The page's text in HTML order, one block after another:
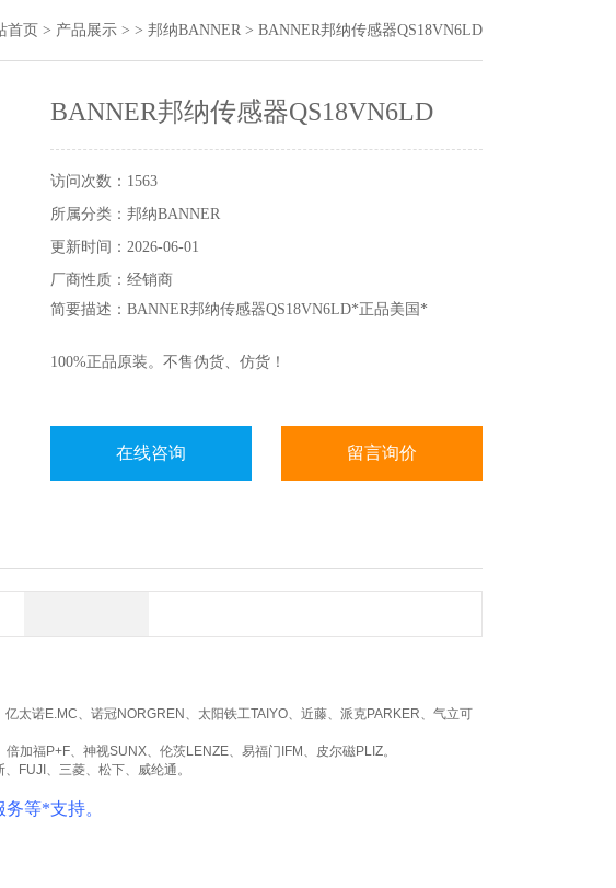
首页 > 产品展示 > > 邦纳BANNER > BANNER邦纳传感器QS18VN6LD
BANNER邦纳传感器QS18VN6LD
访问次数：1563
所属分类：邦纳BANNER
更新时间：2026-06-01
厂商性质：经销商
简要描述：BANNER邦纳传感器QS18VN6LD*正品美国*
100%正品原装。不售伪货、仿货！
在线咨询 留言询价
亿太诺E.MC、诺冠NORGREN 、太阳铁工TAIYO、近藤、派克PARKER、气立可
倍加福P+F、神视SUNX、伦茨LENZE、易福门 IFM 、皮尔磁PLIZ。
FUJI 、三菱、松下、威纶通。
等*支持。